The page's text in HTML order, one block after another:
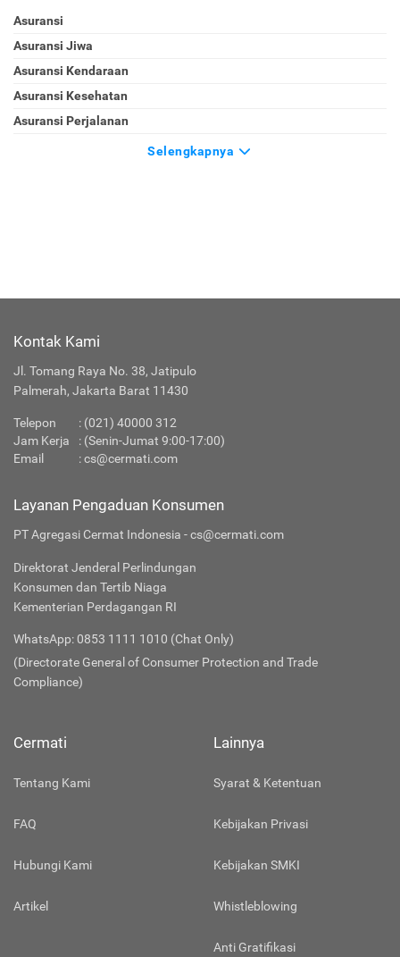
Asuransi
Asuransi Jiwa
Asuransi Kendaraan
Asuransi Kesehatan
Asuransi Perjalanan
Selengkapnya
Kontak Kami
Jl. Tomang Raya No. 38, Jatipulo
Palmerah, Jakarta Barat 11430
Telepon : (021) 40000 312
Jam Kerja
: (Senin-Jumat 9:00-17:00)
Email
:cs@cermati.com
Layanan Pengaduan Konsumen
PT Agregasi Cermat Indonesia - cs@cermati.com
Direktorat Jenderal Perlindungan
Konsumen dan Tertib Niaga
Kementerian Perdagangan RI
WhatsApp: 0853 1111 1010 (Chat Only)
(Directorate General of Consumer Protection and Trade
Compliance)
Cermati
Tentang Kami
FAQ
Hubungi Kami
Artikel
Lainnya
Syarat & Ketentuan
Kebijakan Privasi
Kebijakan SMKI
Whistleblowing
Anti Gratifikasi